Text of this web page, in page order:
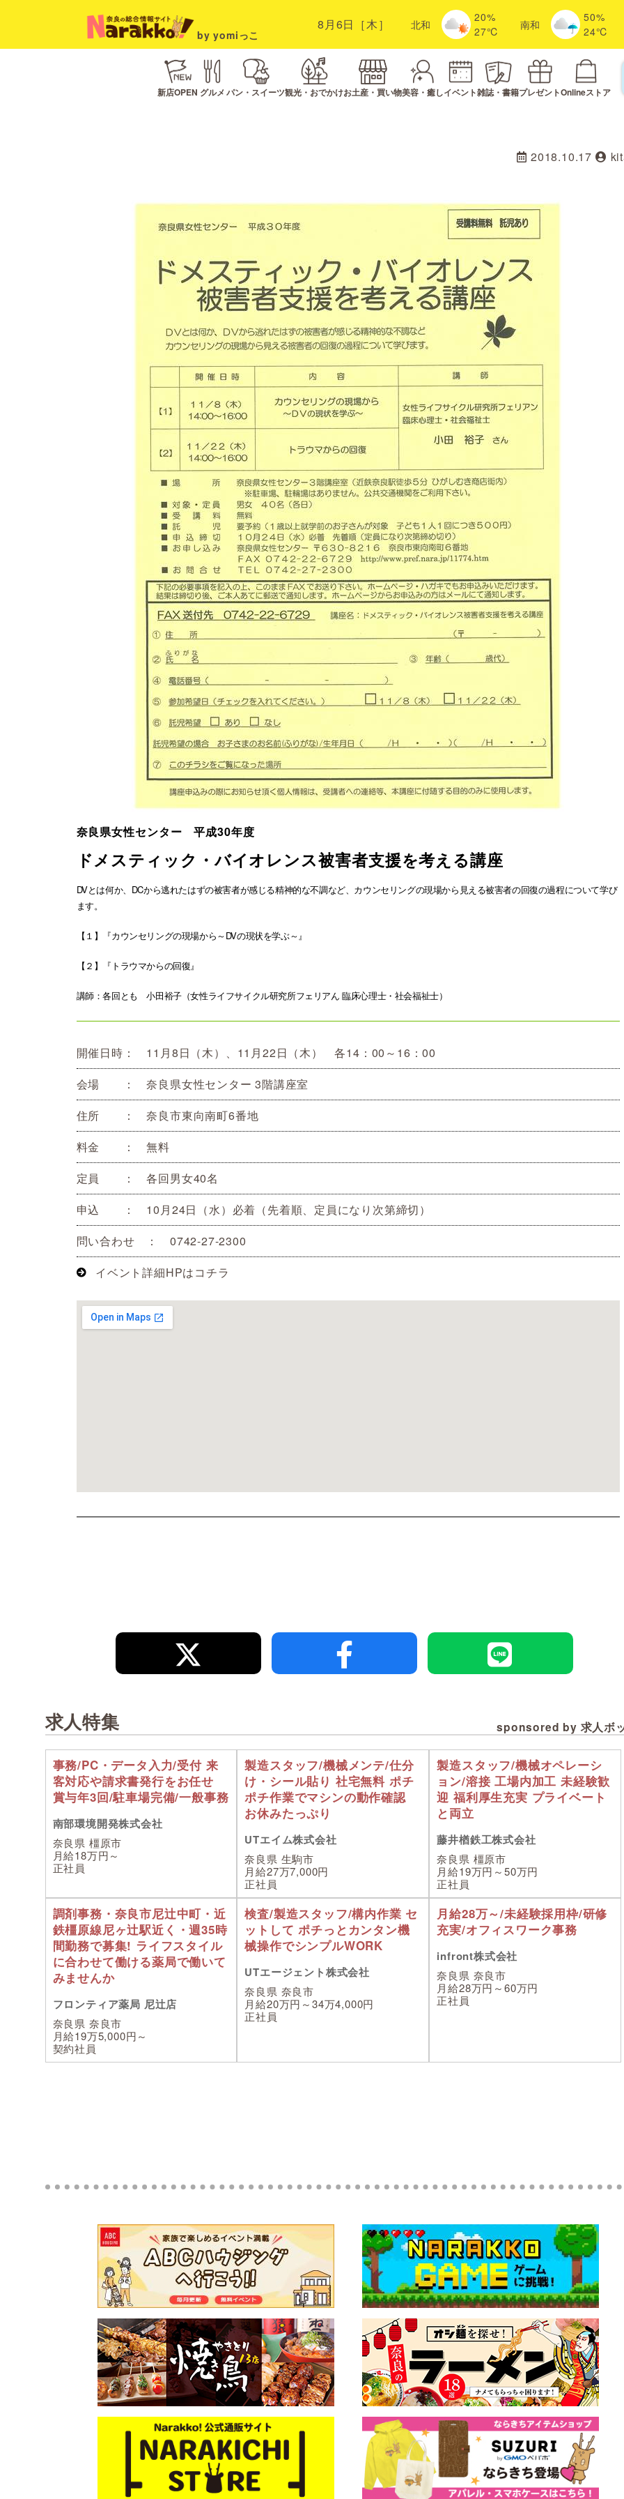
by yomiっこ
8月6日［木］ 北和
20%
27℃
南和
50%
24℃
新店OPEN グルメ パン・スイーツ観光・おでかけお土産・買い物美容・癒しイベント雑誌・書籍プレゼントOnlineストア
2018.10.17
奈良県女性センター 平成30年度
ドメスティック・バイオレンス被害者支援を考える講座
DVとは何か、DCから逃れたはずの被害者が感じる精神的な不調など、カウンセリングの現場から見える被害者の回復の過程について学び
ます。
【１】『カウンセリングの現場から～DVの現状を学ぶ～』
【２】『トラウマからの回復』
講師：各回とも 小田裕子（女性ライフサイクル研究所フェリアん 臨床心理士・社会福祉士）
開催日時： 11月8日（木）、11月22日（木） 各14：00～16：00
会場 ： 奈良県女性センター 3階講座室
住所 ： 奈良市東向南町6番地
料金 ： 無料
定員 ： 各回男女40名
申込 ： 10月24日（水）必着（先着順、定員になり次第締切）
問い合わせ ： 0742-27-2300
イベント詳細HPはコチラ
求人特集 sponsored by 求人ボ
事務/PC・データ入力/受付 来
客対応や請求書発行をお任せ
賞与年3回/駐車場完備/一般事務
南部環境開発株式会社
奈良県 橿原市
月給18万円～
正社員
製造スタッフ/機械メンテ/仕分
け・シール貼り 社宅無料 ポチ
ポチ作業でマシンの動作確認
お休みたっぷり
UTエイム株式会社
奈良県 生駒市
月給27万7,000円
正社員
製造スタッフ/機械オペレーシ
ョン/溶接 工場内加工 未経験歓
迎 福利厚生充実 プライベート
と両立
藤井楢鉄工株式会社
奈良県 橿原市
月給19万円～50万円
正社員
調剤事務・奈良市尼辻中町・近
鉄橿原線尼ヶ辻駅近く・週35時
間勤務で募集! ライフスタイル
に合わせて働ける薬局で働いて
みませんか
フロンティア薬局 尼辻店
奈良県 奈良市
月給19万5,000円～
契約社員
検査/製造スタッフ/構内作業 セ
ットして ポチっとカンタン機
械操作でシンプルWORK
UTエージェント株式会社
奈良県 奈良市
月給20万円～34万4,000円
正社員
月給28万～/未経験採用枠/研修
充実/オフィスワーク事務
infront株式会社
奈良県 奈良市
月給28万円～60万円
正社員